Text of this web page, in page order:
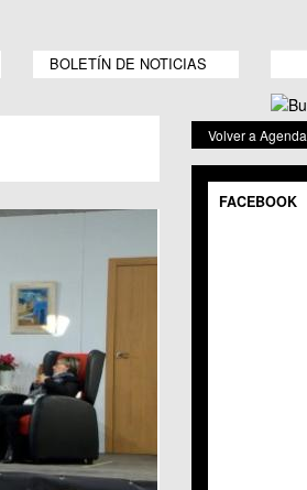
BOLETÍN DE NOTICIAS
Volver a Agenda
FACEBOOK